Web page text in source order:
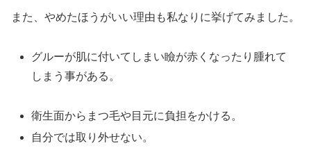
また、やめたほうがいい理由も私なりに挙げてみました。
グルーが肌に付いてしまい瞼が赤くなったり腫れて
しまう事がある。
衛生面からまつ毛や目元に負担をかける。
自分では取り外せない。